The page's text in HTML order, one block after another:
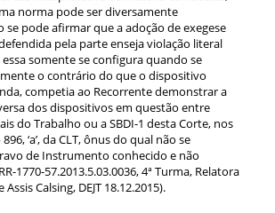
norma pode ser diversamente
se pode afirmar que a adoção de exegese
pela parte enseja violação literal
essa somente se configura quando se
o contrário do que o dispositivo
competia ao Recorrente demonstrar a
dos dispositivos em questão entre
do Trabalho ou a SBDI-1 desta Corte, nos
‘a’, da CLT, ônus do qual não se
de Instrumento conhecido e não
1770-57.2013.5.03.0036, 4ª Turma, Relatora
Calsing, DEJT 18.12.2015).